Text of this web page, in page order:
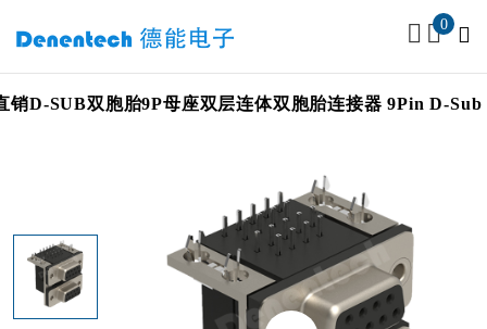
0
双胞胎9P母座双层连体双胞胎连接器 9Pin D-Sub